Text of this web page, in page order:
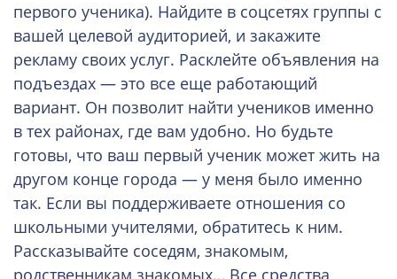
первого ученика). Найдите в соцсетях группы с
вашей целевой аудиторией, и закажите
рекламу своих услуг. Расклейте объявления на
подъездах — это все еще работающий
вариант. Он позволит найти учеников именно
в тех районах, где вам удобно. Но будьте
готовы, что ваш первый ученик может жить на
другом конце города — у меня было именно
так. Если вы поддерживаете отношения со
школьными учителями, обратитесь к ним.
Рассказывайте соседям, знакомым,